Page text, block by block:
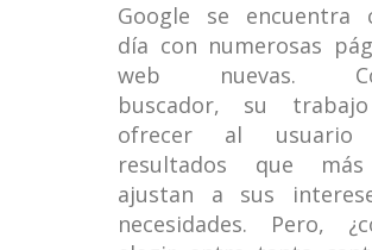
Google se encuentra
día con numerosas
web nuevas.
buscador, su
ofrecer al usuario
resultados que
ajustan a sus
necesidades. Pero,